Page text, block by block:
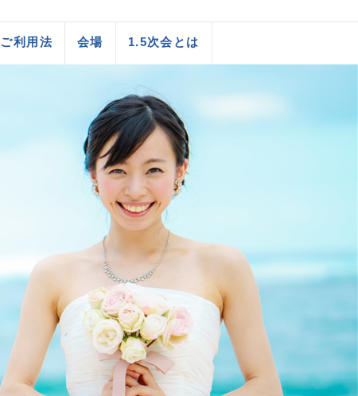
ご利用法 会場 1.5次会とは